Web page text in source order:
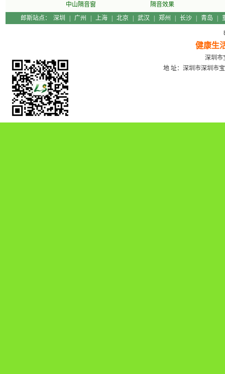
中山隔音窗
隔音效果
郎斯站点：
深圳 广州 上海 北京 武汉 郑州 长沙 青岛
健康生
深圳市
地 址：深圳市深圳市